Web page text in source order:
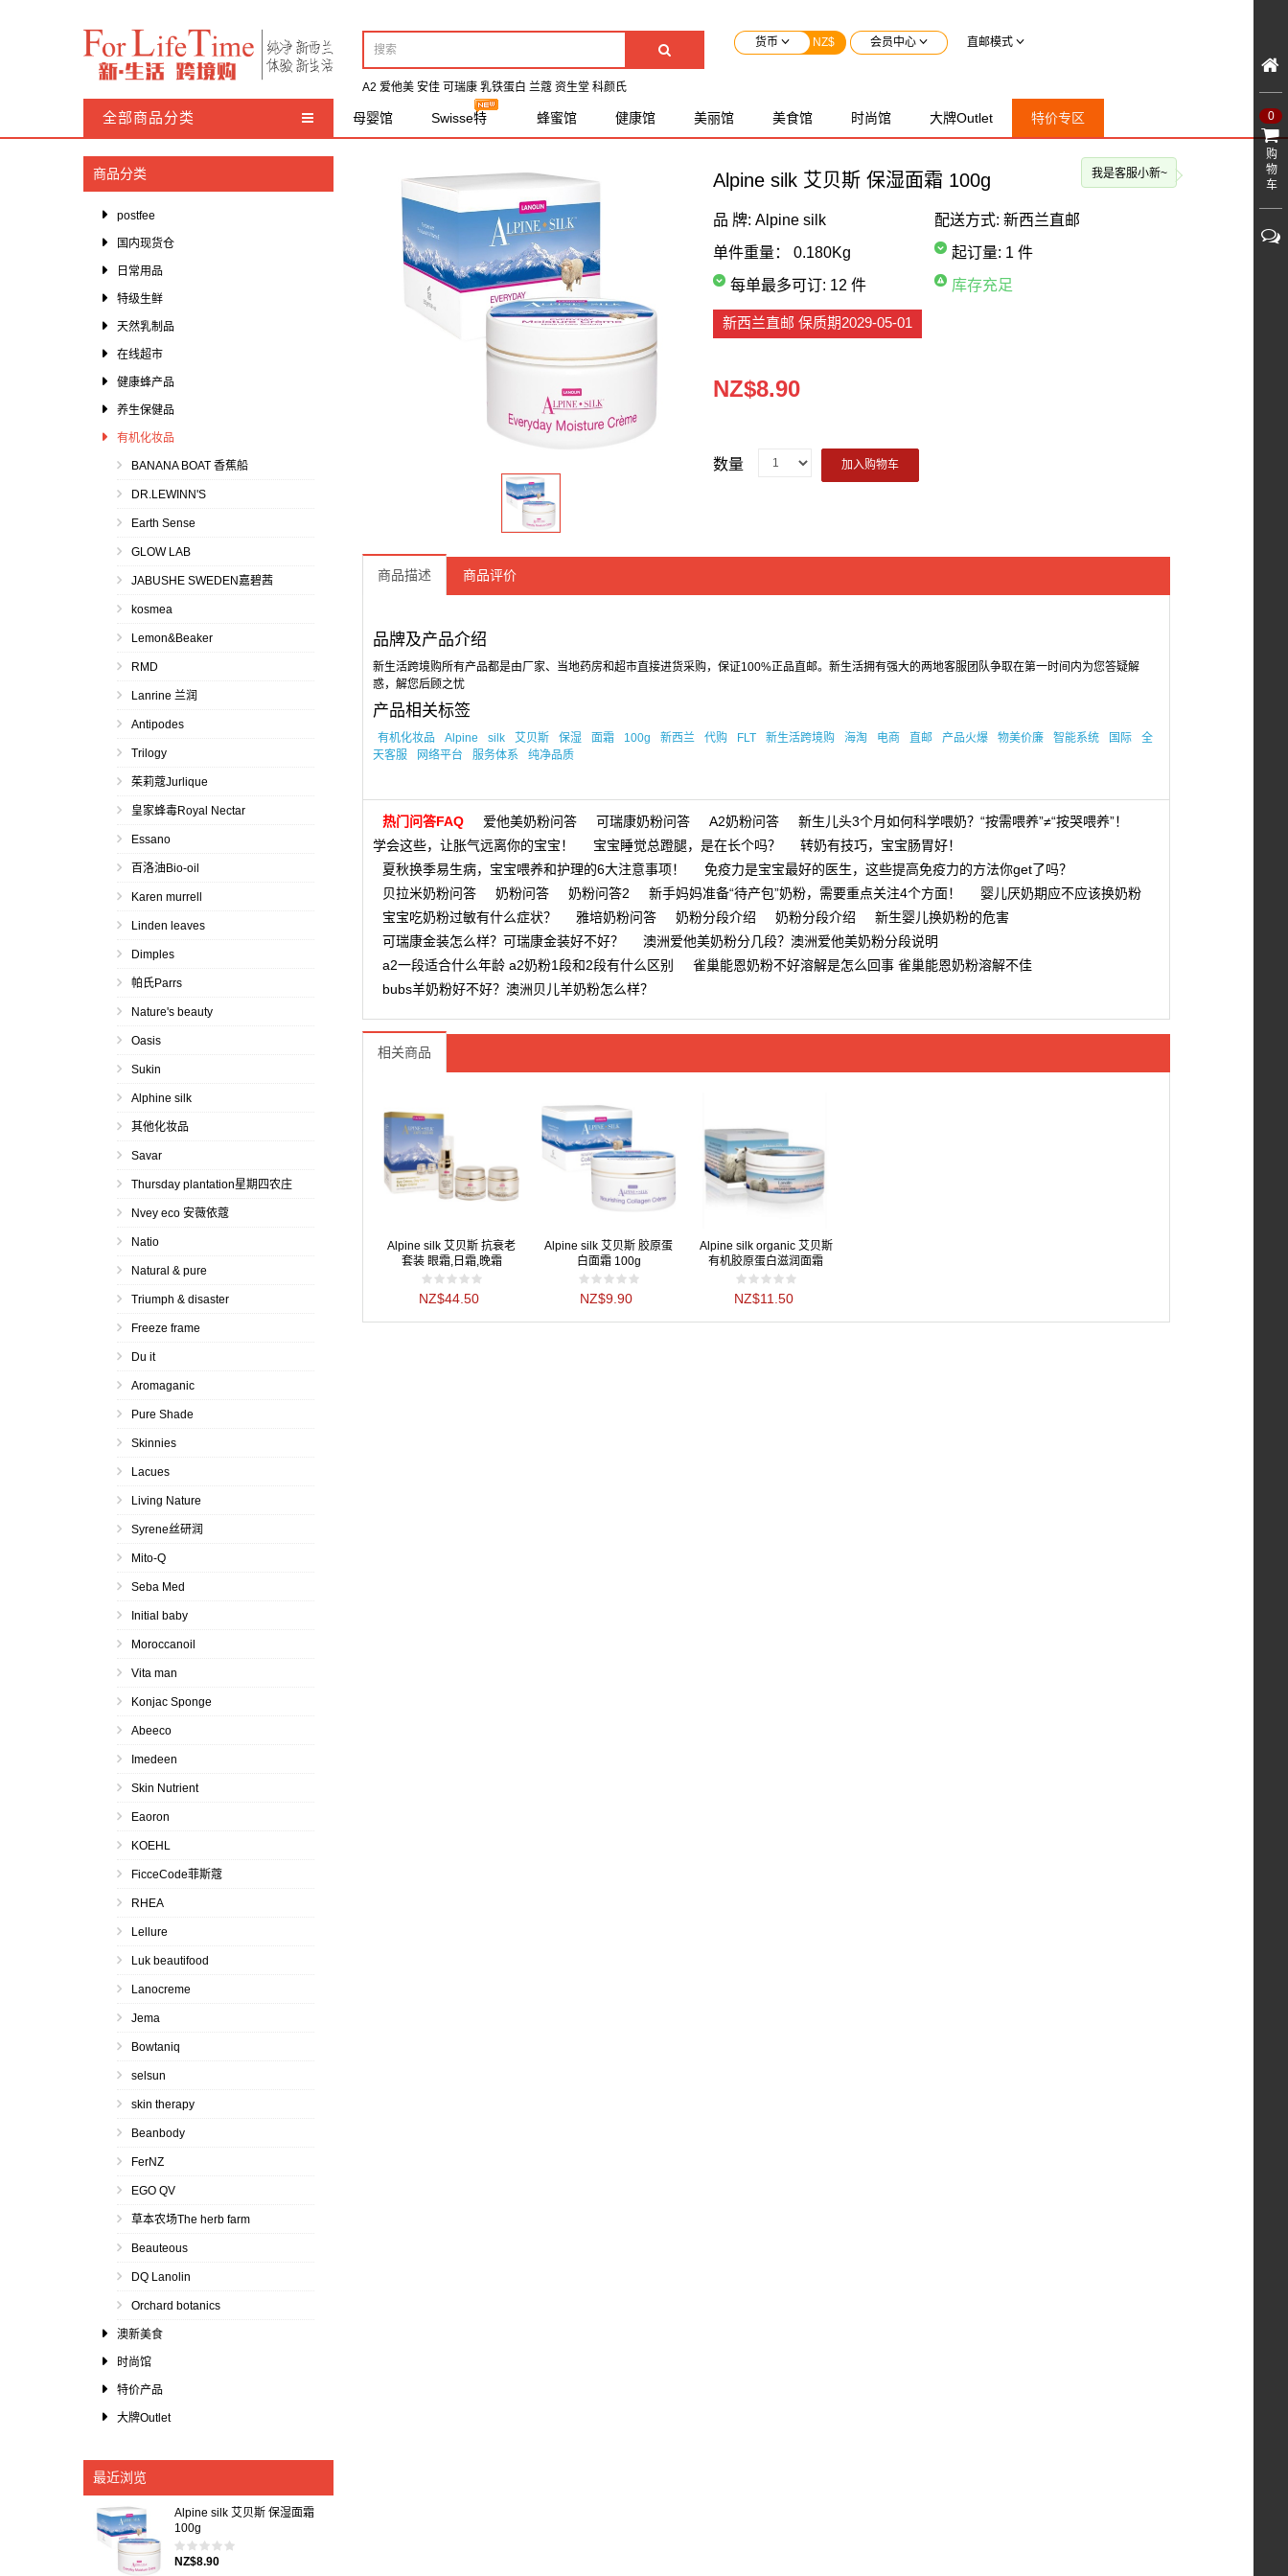
0
购
物
车
A2 爱他美 安佳 可瑞康 乳铁蛋白 兰蔻 资生堂 科颜氏
NZ$
货币 会员中心 直邮模式
全部商品分类
天然乳制品
蜂蜜制品
养生保健品
有机化妆品
澳新美食
羊毛制品
日常用品
母婴馆 Swisse特 蜂蜜馆 健康馆 美丽馆 美食馆 时尚馆 大牌Outlet 特价专区
我是客服小新~
商品分类
postfee
国内现货仓
日常用品
特级生鲜
天然乳制品
在线超市
健康蜂产品
养生保健品
有机化妆品
BANANA BOAT 香蕉船
DR.LEWINN'S
Earth Sense
GLOW LAB
JABUSHE SWEDEN嘉碧茜
kosmea
Lemon&Beaker
RMD
Lanrine 兰润
Antipodes
Trilogy
茱莉蔻Jurlique
皇家蜂毒Royal Nectar
Essano
百洛油Bio-oil
Karen murrell
Linden leaves
Dimples
帕氏Parrs
Nature's beauty
Oasis
Sukin
Alphine silk
其他化妆品
Savar
Thursday plantation星期四农庄
Nvey eco 安薇依蔻
Natio
Natural & pure
Triumph & disaster
Freeze frame
Du it
Aromaganic
Pure Shade
Skinnies
Lacues
Living Nature
Syrene丝研润
Mito-Q
Seba Med
Initial baby
Moroccanoil
Vita man
Konjac Sponge
Abeeco
Imedeen
Skin Nutrient
Eaoron
KOEHL
FicceCode菲斯蔻
RHEA
Lellure
Luk beautifood
Lanocreme
Jema
Bowtaniq
selsun
skin therapy
Beanbody
FerNZ
EGO QV
草本农场The herb farm
Beauteous
DQ Lanolin
Orchard botanics
澳新美食
时尚馆
特价产品
大牌Outlet
最近浏览
Alpine silk 艾贝斯 保湿面霜
100g
NZ$8.90
Alpine silk 艾贝斯 保湿面霜 100g
品 牌:Alpine silk 配送方式:新西兰直邮
单件重量：
0.180Kg 起订量: 1 件
每单最多可订: 12 件 库存充足
新西兰直邮保质期2029-05-01
NZ$8.90
数量 加入购物车
商品描述 商品评价
品牌及产品介绍
新生活跨境购所有产品都是由厂家、当地药房和超市直接进货采购，保证100%正品直邮。新生活拥有强大的两地客服团队争取在第一时间内为您答疑解
惑，解您后顾之忧
产品相关标签
有机化妆品 Alpine silk 艾贝斯 保湿 面霜 100g 新西兰 代购 FLT 新生活跨境购 海淘 电商 直邮 产品火爆 物美价廉 智能系统 国际
全
天客服
网络平台 服务体系 纯净品质
热门问答FAQ 爱他美奶粉问答 可瑞康奶粉问答 A2奶粉问答
新生儿头3个月如何科学喂奶？“按需喂养”≠“按哭喂养”！
学会这些，让胀气远离你的宝宝！
宝宝睡觉总蹬腿，是在长个吗？
转奶有技巧，宝宝肠胃好！
夏秋换季易生病，宝宝喂养和护理的6大注意事项！
免疫力是宝宝最好的医生，这些提高免疫力的方法你get了吗？
贝拉米奶粉问答
奶粉问答 奶粉问答2 新手妈妈准备“待产包”奶粉，需要重点关注4个方面！
婴儿厌奶期应不应该换奶粉
宝宝吃奶粉过敏有什么症状？
雅培奶粉问答 奶粉分段介绍 奶粉分段介绍
新生婴儿换奶粉的危害
可瑞康金装怎么样？可瑞康金装好不好？
澳洲爱他美奶粉分几段？澳洲爱他美奶粉分段说明
a2一段适合什么年龄 a2奶粉1段和2段有什么区别
雀巢能恩奶粉不好溶解是怎么回事 雀巢能恩奶粉溶解不佳
bubs羊奶粉好不好？澳洲贝儿羊奶粉怎么样？
相关商品
Alpine silk 艾贝斯 抗衰老
套装 眼霜,日霜,晚霜
NZ$44.50
Alpine silk 艾贝斯 胶原蛋
白面霜 100g
NZ$9.90
Alpine silk organic 艾贝斯
有机胶原蛋白滋润面霜
100g
NZ$11.50